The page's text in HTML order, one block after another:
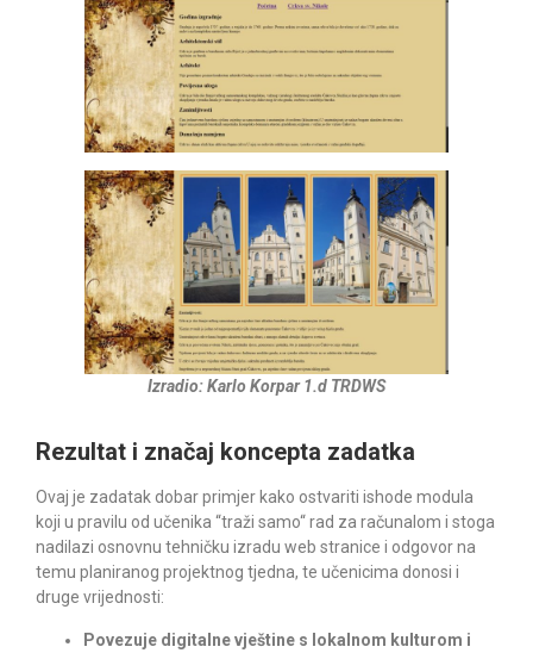
Izradio: Karlo Korpar 1.d TRDWS
Rezultat i značaj koncepta zadatka
Ovaj je zadatak dobar primjer kako ostvariti ishode modula
koji u pravilu od učenika “traži samo“ rad za računalom i stoga
nadilazi osnovnu tehničku izradu web stranice i odgovor na
temu planiranog projektnog tjedna, te učenicima donosi i
druge vrijednosti:
Povezuje digitalne vještine s lokalnom kulturom i